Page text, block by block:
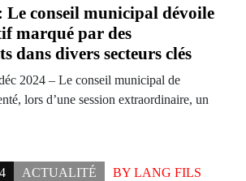
conseil municipal dévoile
marqué par des
dans divers secteurs clés
2024 – Le conseil municipal de
lors d’une session extraordinaire, un
ACTUALITÉ BY LANG FILS